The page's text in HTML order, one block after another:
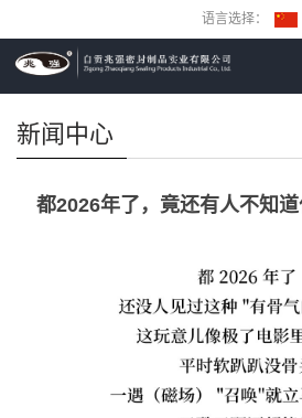
语言选择：
新闻中心
都2026年了，竟还有人不知道